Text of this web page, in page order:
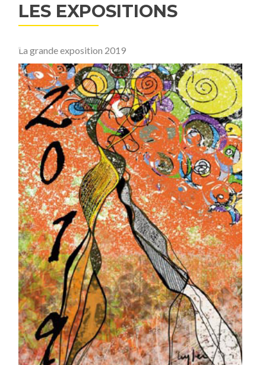
LES EXPOSITIONS
La grande exposition 2019